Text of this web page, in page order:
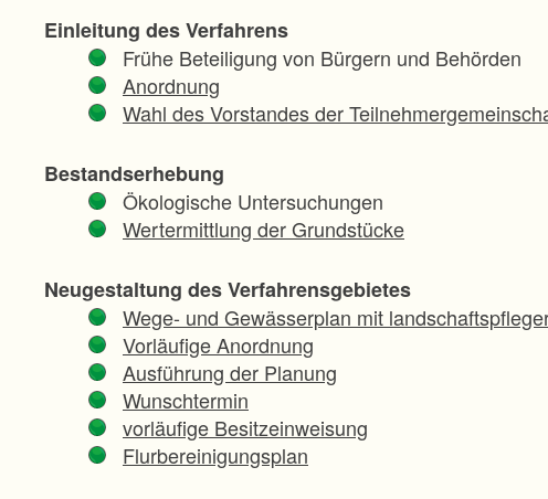
Einleitung des Verfahrens
Frühe Beteiligung von Bürgern und Behörden
Anordnung
Wahl des Vorstandes der
Bestandserhebung
Ökologische Untersuchungen
Wertermittlung der Grundstücke
Neugestaltung des Verfahrensgebietes
Wege- und Gewässerplan mit
Vorläufige Anordnung
Ausführung der Planung
Wunschtermin
vorläufige Besitzeinweisung
Flurbereinigungsplan